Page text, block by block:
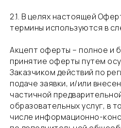
​2.1. В целях настоящей
термины используются в
​Акцепт оферты – полное и
принятие оферты путем
Заказчиком действий по
подаче заявки, и/или
частичной
образовательных услуг, в
числе информационно-